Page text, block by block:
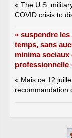
« The U.S.
COVID crisis to
« suspendre
temps, sans
minima sociaux
professionnelle
« Mais ce 12
recommandation